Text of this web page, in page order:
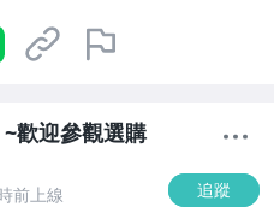
~歡迎參觀選購
前上線 追蹤